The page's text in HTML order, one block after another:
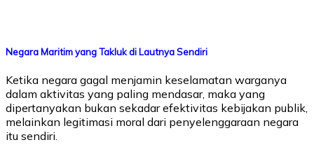
Negara Maritim yang Takluk di Lautnya Sendiri
Ketika negara gagal menjamin keselamatan warganya
dalam aktivitas yang paling mendasar, maka yang
dipertanyakan bukan sekadar efektivitas kebijakan publik,
melainkan legitimasi moral dari penyelenggaraan negara
itu sendiri.